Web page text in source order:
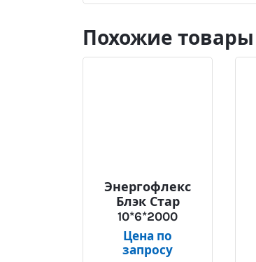
Похожие товары
Энергофлекс
Блэк Стар
10*6*2000
Цена по
запросу